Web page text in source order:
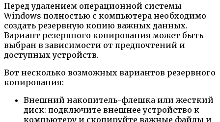
Перед удалением операционной системы
Windows полностью с компьютера необходимо
создать резервную копию важных данных.
Вариант резервного копирования может быть
выбран в зависимости от предпочтений и
доступных устройств.
Вот несколько возможных вариантов резервного
копирования:
Внешний накопитель-флешка или жесткий
диск: подключите внешнее устройство к
компьютеру и скопируйте важные файлы и